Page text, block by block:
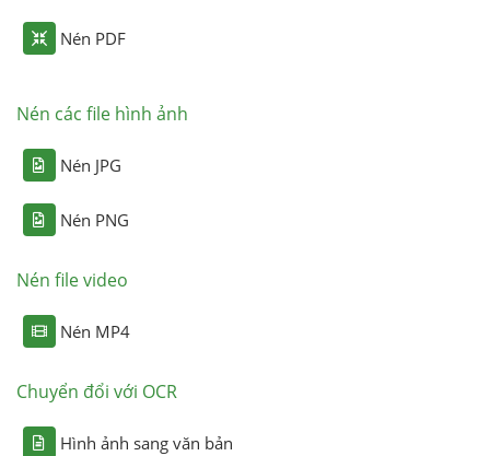
Nén PDF
Nén các file hình ảnh
Nén JPG
Nén PNG
Nén file video
Nén MP4
Chuyển đổi với OCR
Hình ảnh sang văn bản